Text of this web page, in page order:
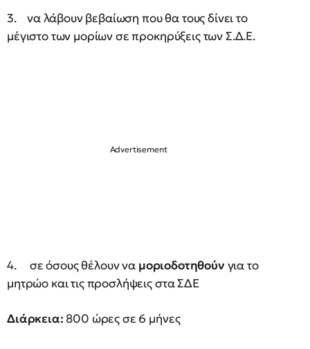
3. να λάβουν βεβαίωση που θα τους δίνει το
μέγιστο των μορίων σε προκηρύξεις των Σ.Δ.Ε.
4. σε όσους θέλουν να μοριοδοτηθούν για το
μητρώο και τις προσλήψεις στα ΣΔΕ
Διάρκεια: 800 ώρες σε 6 μήνες